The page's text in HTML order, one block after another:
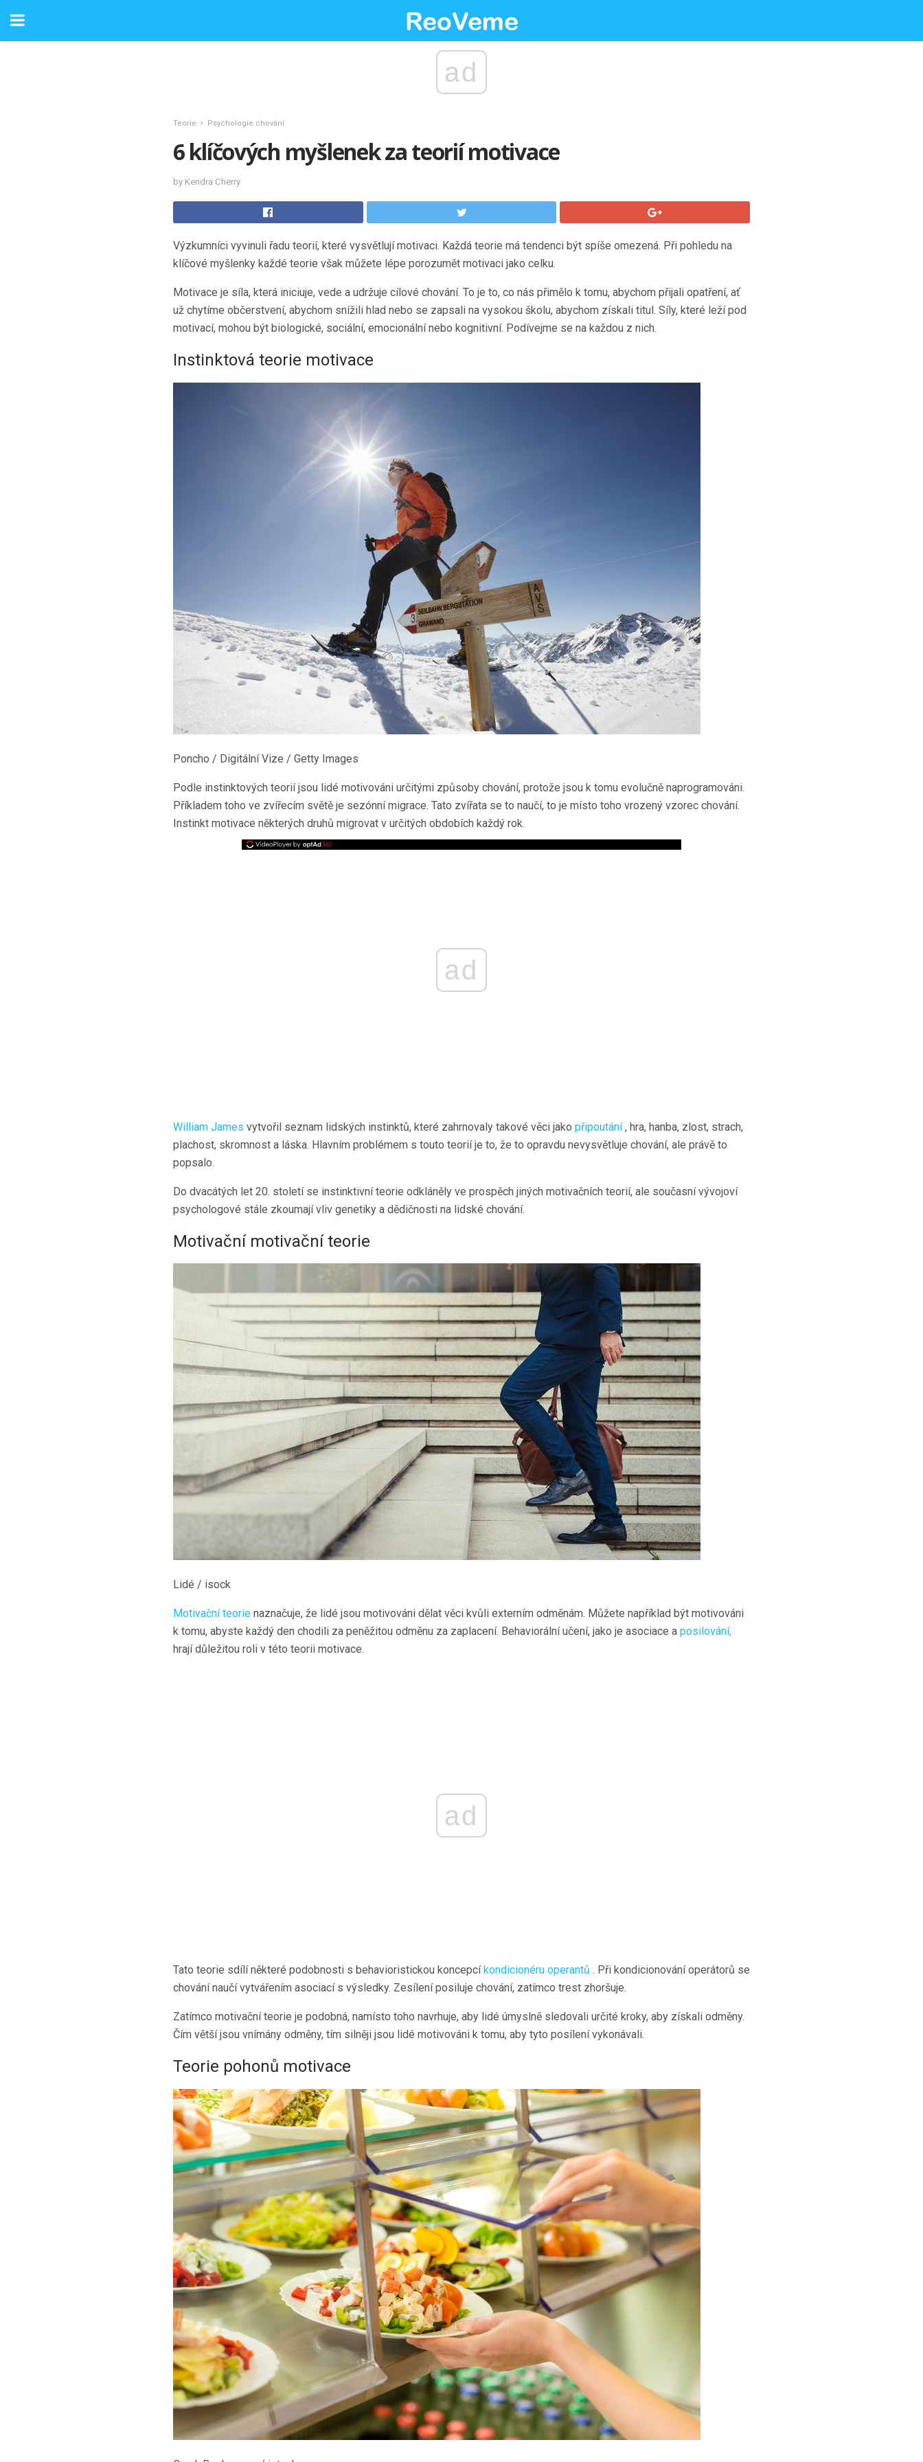
ad
Teorie Psychologie chování
6 klíčových myšlenek za teorií motivace
by Kendra Cherry
Výzkumníci vyvinuli řadu teorií, které vysvětlují motivaci. Každá teorie má tendenci být spíše omezená. Při pohledu na
klíčové myšlenky každé teorie však můžete lépe porozumět motivaci jako celku.
Motivace je síla, která iniciuje, vede a udržuje cílové chování. To je to, co nás přimělo k tomu, abychom přijali opatření, ať
už chytíme občerstvení, abychom snížili hlad nebo se zapsali na vysokou školu, abychom získali titul. Síly, které leží pod
motivací, mohou být biologické, sociální, emocionální nebo kognitivní. Podívejme se na každou z nich.
Instinktová teorie motivace
Poncho / Digitální Vize / Getty Images
Podle instinktových teorií jsou lidé motivováni určitými způsoby chování, protože jsou k tomu evolučně naprogramováni.
Příkladem toho ve zvířecím světě je sezónní migrace. Tato zvířata se to naučí, to je místo toho vrozený vzorec chování.
Instinkt motivace některých druhů migrovat v určitých obdobích každý rok.
ad
William James vytvořil seznam lidských instinktů, které zahrnovaly takové věci jako připoutání, hra, hanba, zlost, strach,
plachost, skromnost a láska. Hlavním problémem s touto teorií je to, že to opravdu nevysvětluje chování, ale právě to
popsalo.
Do dvacátých let 20. století se instinktivní teorie odkláněly ve prospěch jiných motivačních teorií, ale současní vývojoví
psychologové stále zkoumají vliv genetiky a dědičnosti na lidské chování.
Motivační motivační teorie
Lidé / isock
Motivační teorie naznačuje, že lidé jsou motivováni dělat věci kvůli externím odměnám. Můžete například být motivováni
k tomu, abyste každý den chodili za peněžitou odměnu za zaplacení. Behaviorální učení, jako je asociace a posilování,
hrají důležitou roli v této teorii motivace.
ad
Tato teorie sdílí některé podobnosti s behavioristickou koncepcí kondicionéru operantů . Při kondicionování operátorů se
chování naučí vytvářením asociací s výsledky. Zesílení posiluje chování, zatímco trest zhoršuje.
Zatímco motivační teorie je podobná, namísto toho navrhuje, aby lidé úmyslně sledovali určité kroky, aby získali odměny.
Čím větší jsou vnímány odměny, tím silněji jsou lidé motivováni k tomu, aby tyto posílení vykonávali.
Teorie pohonů motivace